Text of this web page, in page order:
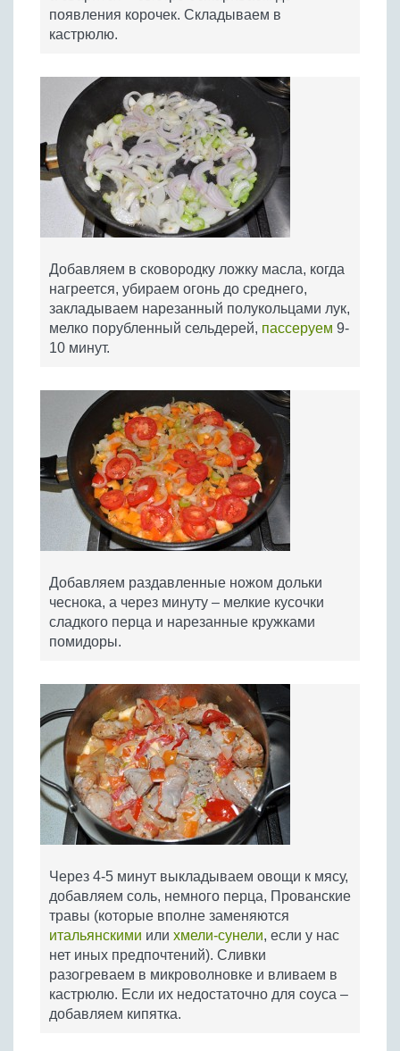
появления корочек. Складываем в
кастрюлю.
Добавляем в сковородку ложку масла, когда
нагреется, убираем огонь до среднего,
закладываем нарезанный полукольцами лук,
мелко порубленный сельдерей, пассеруем 9-
10 минут.
Добавляем раздавленные ножом дольки
чеснока, а через минуту – мелкие кусочки
сладкого перца и нарезанные кружками
помидоры.
Через 4-5 минут выкладываем овощи к мясу,
добавляем соль, немного перца, Прованские
травы (которые вполне заменяются
итальянскими или хмели-сунели, если у нас
нет иных предпочтений). Сливки
разогреваем в микроволновке и вливаем в
кастрюлю. Если их недостаточно для соуса –
добавляем кипятка.